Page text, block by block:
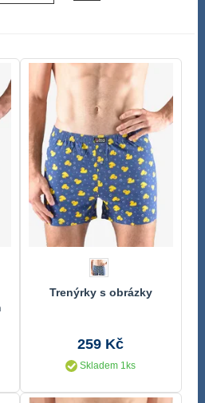
Trenýrky s obrázky
259 Kč
Skladem 1ks